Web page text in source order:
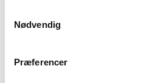
Nødvendig
Præferencer
Udslusningsboliger: Boliger til unge,
æresrelaterede konflikter med